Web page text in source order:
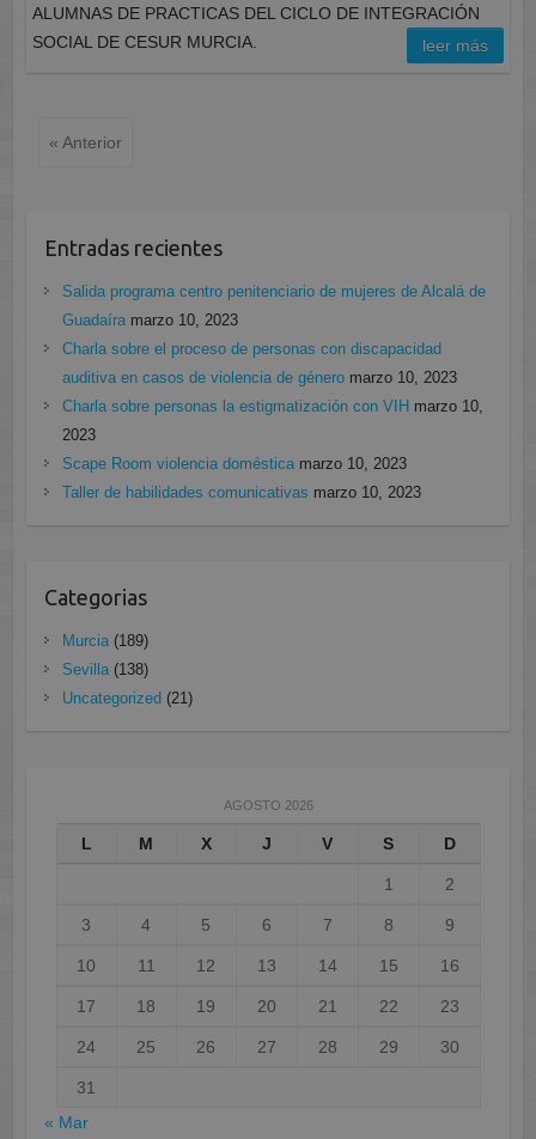
ALUMNAS DE PRACTICAS DEL CICLO DE INTEGRACIÓN
SOCIAL DE CESUR MURCIA.
leer más
« Anterior
Entradas recientes
Salida programa centro penitenciario de mujeres de Alcalá de
Guadaíra marzo 10, 2023
Charla sobre el proceso de personas con discapacidad
auditiva en casos de violencia de género marzo 10, 2023
Charla sobre personas la estigmatización con VIH marzo 10,
2023
Scape Room violencia doméstica marzo 10, 2023
Taller de habilidades comunicativas marzo 10, 2023
Categorias
Murcia(189)
Sevilla(138)
Uncategorized (21)
AGOSTO 2026
L M X J V S D
1 2
3 4 5 6 7 8 9
10 11 12 13 14 15 16
17 18 19 20 21 22 23
24 25 26 27 28 29 30
31
« Mar